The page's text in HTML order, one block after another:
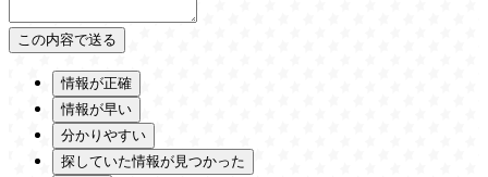
情報が正確
情報が早い
分かりやすい
探していた情報が見つかった